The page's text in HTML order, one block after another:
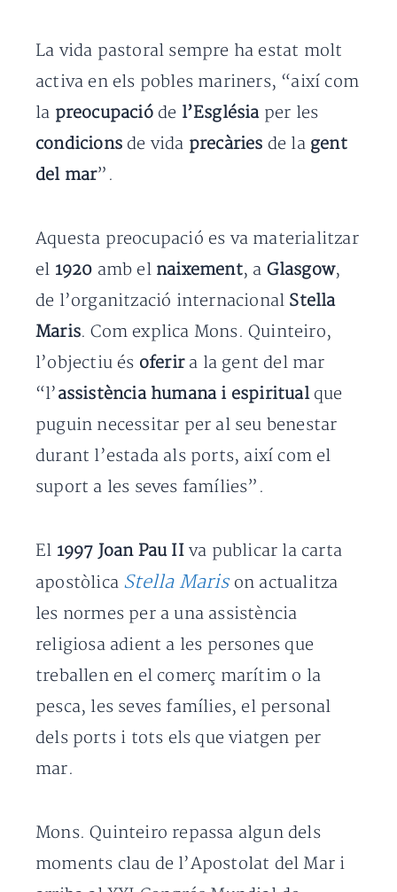
La vida pastoral sempre ha estat molt
activa en els pobles mariners, “així com
la preocupació de l’Església per les
condicions de vida precàries de la gent
del mar”.
Aquesta preocupació es va materialitzar
el 1920 amb el naixement, a Glasgow,
de l’organització internacional Stella
Maris. Com explica Mons. Quinteiro,
l’objectiu és oferir a la gent del mar
“l’assistència humana i espiritual que
puguin necessitar per al seu benestar
durant l’estada als ports, així com el
suport a les seves famílies”.
El 1997 Joan Pau IIva publicar la carta
apostòlica Stella Marison actualitza
les normes per a una assistència
religiosa adient a les persones que
treballen en el comerç marítim o la
pesca, les seves famílies, el personal
dels ports i tots els que viatgen per
mar.
Mons. Quinteiro repassa algun dels
moments clau de l’Apostolat del Mar i